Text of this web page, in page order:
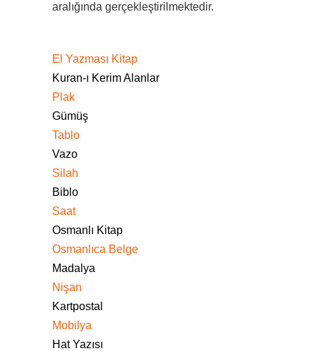
aralığında gerçekleştirilmektedir.
El Yazması Kitap
Kuran-ı Kerim Alanlar
Plak
Gümüş
Tablo
Vazo
Silah
Biblo
Saat
Osmanlı Kitap
Osmanlıca Belge
Madalya
Nişan
Kartpostal
Mobilya
Hat Yazısı